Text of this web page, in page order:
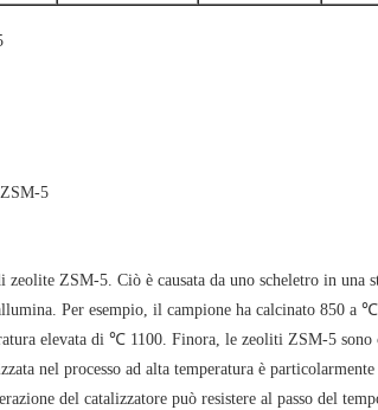
5
ZSM-5. Ciò è causata da uno scheletro in una
Per esempio, il campione ha calcinato 850 a
elevata di ℃ 1100. Finora, le zeoliti ZSM-5
nel processo ad alta temperatura è
del catalizzatore può resistere al passo del